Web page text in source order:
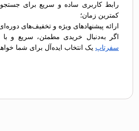
رابط کاربری ساده و سریع برای
کمترین زمان؛
ارائه پیشنهادهای ویژه و تخفیف‌های
اگر به‌دنبال خریدی مطمئن، سریع و با
سفرتاپ یک انتخاب ایده‌آل برای شما